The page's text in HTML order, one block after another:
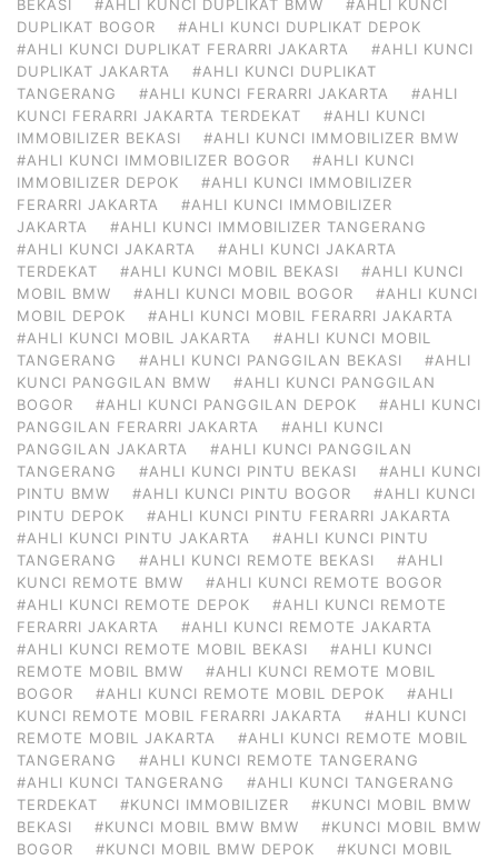
BEKASI
#AHLI KUNCI DUPLIKAT BMW
#AHLI KUNCI
DUPLIKAT BOGOR
#AHLI KUNCI DUPLIKAT DEPOK
#AHLI KUNCI DUPLIKAT FERARRI JAKARTA
#AHLI KUNCI
DUPLIKAT JAKARTA
#AHLI KUNCI DUPLIKAT
TANGERANG
#AHLI KUNCI FERARRI JAKARTA
#AHLI
KUNCI FERARRI JAKARTA TERDEKAT
#AHLI KUNCI
IMMOBILIZER BEKASI
#AHLI KUNCI IMMOBILIZER BMW
#AHLI KUNCI IMMOBILIZER BOGOR
#AHLI KUNCI
IMMOBILIZER DEPOK
#AHLI KUNCI IMMOBILIZER
FERARRI JAKARTA
#AHLI KUNCI IMMOBILIZER
JAKARTA
#AHLI KUNCI IMMOBILIZER TANGERANG
#AHLI KUNCI JAKARTA
#AHLI KUNCI JAKARTA
TERDEKAT
#AHLI KUNCI MOBIL BEKASI
#AHLI KUNCI
MOBIL BMW
#AHLI KUNCI MOBIL BOGOR
#AHLI KUNCI
MOBIL DEPOK
#AHLI KUNCI MOBIL FERARRI JAKARTA
#AHLI KUNCI MOBIL JAKARTA
#AHLI KUNCI MOBIL
TANGERANG
#AHLI KUNCI PANGGILAN BEKASI
#AHLI
KUNCI PANGGILAN BMW
#AHLI KUNCI PANGGILAN
BOGOR
#AHLI KUNCI PANGGILAN DEPOK
#AHLI KUNCI
PANGGILAN FERARRI JAKARTA
#AHLI KUNCI
PANGGILAN JAKARTA
#AHLI KUNCI PANGGILAN
TANGERANG
#AHLI KUNCI PINTU BEKASI
#AHLI KUNCI
PINTU BMW
#AHLI KUNCI PINTU BOGOR
#AHLI KUNCI
PINTU DEPOK
#AHLI KUNCI PINTU FERARRI JAKARTA
#AHLI KUNCI PINTU JAKARTA
#AHLI KUNCI PINTU
TANGERANG
#AHLI KUNCI REMOTE BEKASI
#AHLI
KUNCI REMOTE BMW
#AHLI KUNCI REMOTE BOGOR
#AHLI KUNCI REMOTE DEPOK
#AHLI KUNCI REMOTE
FERARRI JAKARTA
#AHLI KUNCI REMOTE JAKARTA
#AHLI KUNCI REMOTE MOBIL BEKASI
#AHLI KUNCI
REMOTE MOBIL BMW
#AHLI KUNCI REMOTE MOBIL
BOGOR
#AHLI KUNCI REMOTE MOBIL DEPOK
#AHLI
KUNCI REMOTE MOBIL FERARRI JAKARTA
#AHLI KUNCI
REMOTE MOBIL JAKARTA
#AHLI KUNCI REMOTE MOBIL
TANGERANG
#AHLI KUNCI REMOTE TANGERANG
#AHLI KUNCI TANGERANG
#AHLI KUNCI TANGERANG
TERDEKAT
#KUNCI IMMOBILIZER
#KUNCI MOBIL BMW
BEKASI
#KUNCI MOBIL BMW BMW
#KUNCI MOBIL BMW
BOGOR
#KUNCI MOBIL BMW DEPOK
#KUNCI MOBIL